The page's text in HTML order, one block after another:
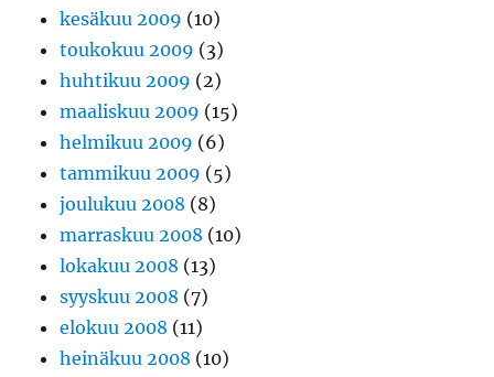
kesäkuu 2009 (10)
toukokuu 2009 (3)
huhtikuu 2009 (2)
maaliskuu 2009 (15)
helmikuu 2009 (6)
tammikuu 2009 (5)
joulukuu 2008 (8)
marraskuu 2008 (10)
lokakuu 2008 (13)
syyskuu 2008 (7)
elokuu 2008 (11)
heinäkuu 2008 (10)